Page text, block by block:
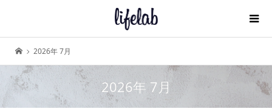
2026年 7月
2026年 7月